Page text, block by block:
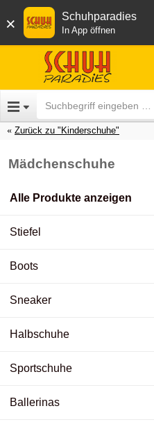
× Schuhparadies
In App öffnen
Zurück zu "Kinderschuhe"
Mädchenschuhe
Alle Produkte anzeigen
Stiefel
Boots
Sneaker
Halbschuhe
Sportschuhe
Ballerinas